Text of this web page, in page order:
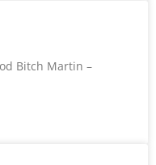
Bitch Martin –